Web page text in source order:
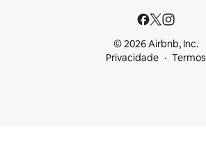
© 2026 Airbnb, Inc.
Privacidade
Termos